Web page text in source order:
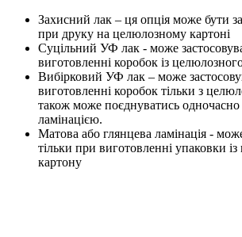
Захисний лак – ця опція може бути
при друку на целюлозному картоні
Суцільний УФ лак - може
виготовленні коробок із
Вибірковий УФ лак – може
виготовленні коробок тільки з
також може поєднуватись
ламінацією.
Матова або глянцева ламінація -
тільки при виготовленні упаковки
картону